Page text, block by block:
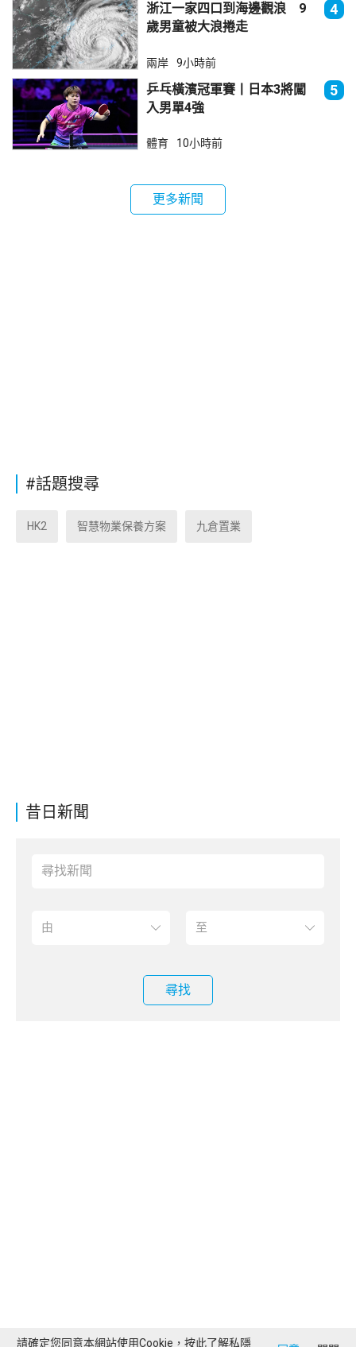
昔日新聞
尋找
浙江一家四口到海邊觀浪 9
歲男童被大浪捲走
4
兩岸 9小時前
乒乓橫濱冠軍賽丨日本3將闖
入男單4強
5
體育 10小時前
更多新聞
#話題搜尋
HK2 智慧物業保養方案 九倉置業
請確定您同意本網站使用Cookie，按此了解私隱